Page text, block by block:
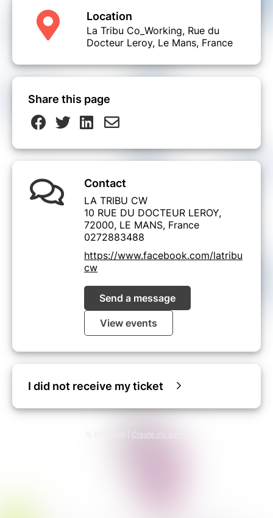
Location
La Tribu Co_Working, Rue du
Docteur Leroy, Le Mans, France
Share this page
Contact
LA TRIBU CW
10 RUE DU DOCTEUR LEROY,
72000, LE MANS, France
0272883488
https://www.facebook.com/latribu
cw
Send a message
View events
I did not receive my ticket
Create my event